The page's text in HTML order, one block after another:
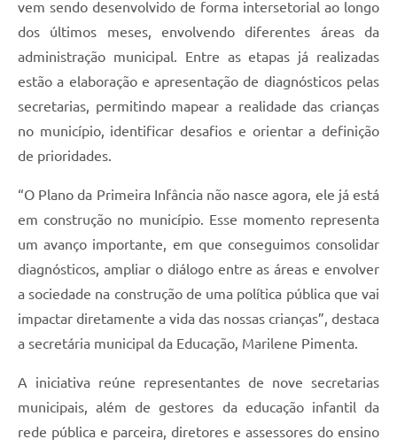
vem sendo desenvolvido de forma intersetorial ao longo
dos últimos meses, envolvendo diferentes áreas da
administração municipal. Entre as etapas já realizadas
estão a elaboração e apresentação de diagnósticos pelas
secretarias, permitindo mapear a realidade das crianças
no município, identificar desafios e orientar a definição
de prioridades.
“O Plano da Primeira Infância não nasce agora, ele já está
em construção no município. Esse momento representa
um avanço importante, em que conseguimos consolidar
diagnósticos, ampliar o diálogo entre as áreas e envolver
a sociedade na construção de uma política pública que vai
impactar diretamente a vida das nossas crianças”, destaca
a secretária municipal da Educação, Marilene Pimenta.
A iniciativa reúne representantes de nove secretarias
municipais, além de gestores da educação infantil da
rede pública e parceira, diretores e assessores do ensino